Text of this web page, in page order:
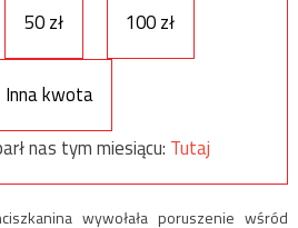
50 zł 100 zł
Inna kwota
nas tym miesiącu: Tutaj
wywołała poruszenie wśród